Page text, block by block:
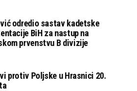
odredio sastav kadetske
BiH za nastup na
prvenstvu B divizije
protiv Poljske u Hrasnici 20.